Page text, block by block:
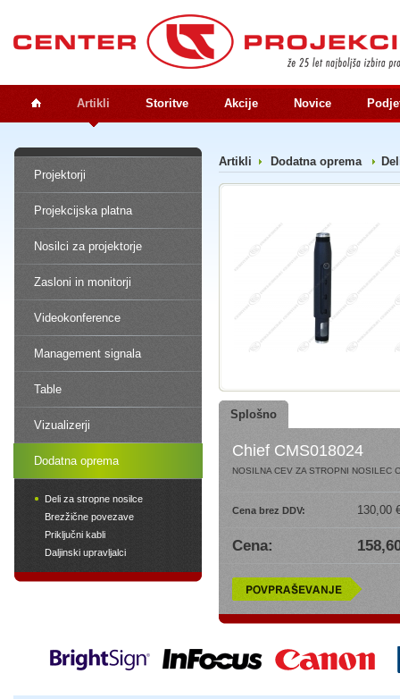
Artikli Storitve Akcije Novice
Projektorji
Projekcijska platna
Nosilci za projektorje
Zasloni in monitorji
Videokonference
Management signala
Table
Vizualizerji
Dodatna oprema
Deli za stropne nosilce
Brezžične povezave
Priključni kabli
Daljinski upravljalci
Artikli Dodatna oprema
Splošno
Chief CMS018024
NOSILNA CEV ZA STROPNI NOSILEC
Cena brez DDV: 130,00
Cena: